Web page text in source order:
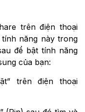
trên điện thoại
năng này trong
để bật tính năng
của bạn:
trên điện thoại